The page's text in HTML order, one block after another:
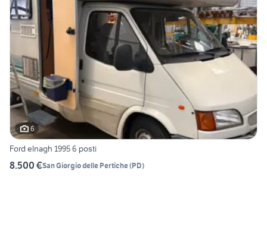
6
Ford elnagh 1995 6 posti
8.500 €San Giorgio delle Pertiche(PD)